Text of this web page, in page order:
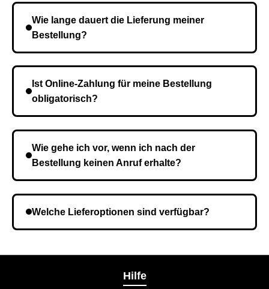
Wie lange dauert die Lieferung meiner
Bestellung?
Kurierdienst und die Zeit hängt davon ab.
Ist Online-Zahlung für meine Bestellung
obligatorisch?
Wie gehe ich vor, wenn ich nach der
Bestellung keinen Anruf erhalte?
und wiederholen Sie gegebenenfalls die Bestellung.
Welche Lieferoptionen sind verfügbar?
Liefermethode wählen, die am besten zu Ihnen
Hilfe